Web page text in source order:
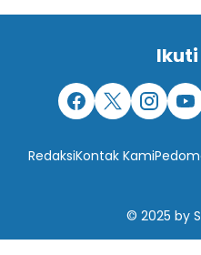
RedaksiKontak Kami
© 2025 by